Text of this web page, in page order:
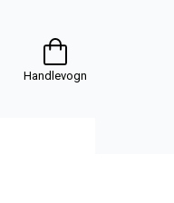
Handlevogn